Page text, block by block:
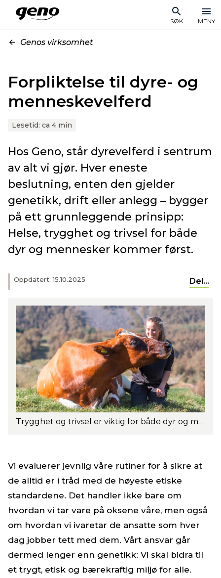
SØK MENY
Genos virksomhet
Forpliktelse til dyre- og
menneskevelferd
Lesetid: ca 4 min
Oppdatert: 15.10.2025 Del...
Hos Geno, står dyrevelferd i sentrum
av alt vi gjør. Hver eneste
beslutning, enten den gjelder
genetikk, drift eller anlegg – bygger
på ett grunnleggende prinsipp:
Helse, trygghet og trivsel for både
dyr og mennesker kommer først.
Trygghet og trivsel er viktig for både dyr og mennesker. Melkeprodusent Janne Espedal på beite sammen med en av NRF-kyrne sine. Foto: Turi Nordengen
Vi evaluerer jevnlig våre rutiner for å sikre at
de alltid er i tråd med de høyeste etiske
standardene. Det handler ikke bare om
hvordan vi tar vare på oksene våre, men også
om hvordan vi ivaretar de ansatte som hver
dag jobber tett med dem. Vårt ansvar går
dermed lenger enn genetikk: Vi skal bidra til
et trygt, etisk og bærekraftig miljø for alle.